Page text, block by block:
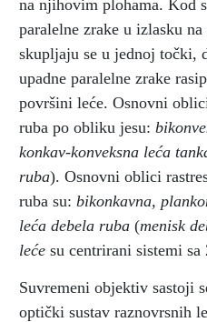
na njihovim plohama. Kod
paralelne zrake u izlasku
skupljaju se u jednoj točki,
upadne paralelne zrake
površini leće. Osnovni
ruba po obliku jesu:
konkav-konveksna leća
ruba). Osnovni oblici
ruba su: bikonkavna,
leća debela ruba (menisk
leće su centrirani sistemi
Suvremeni objektiv sastoji
optički sustav raznovrsnih